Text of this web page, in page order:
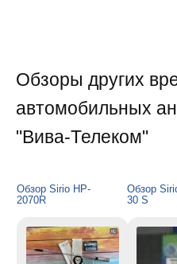
Обзоры других
автомобильных
"Вива-Телеком"
Обзор Sirio HP-
2070R
Обзор
30 S